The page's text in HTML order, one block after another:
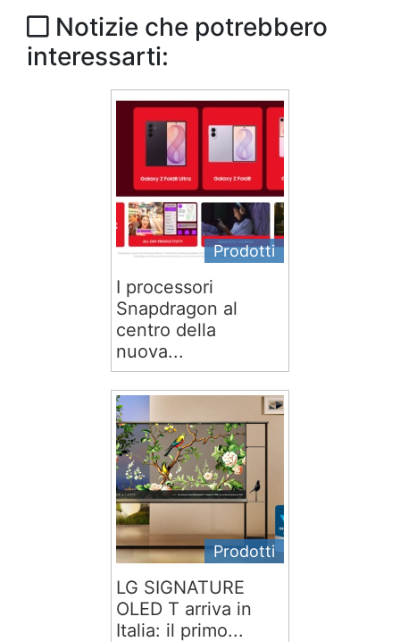
Notizie che potrebbero
interessarti:
Prodotti
I processori
Snapdragon al
centro della
nuova...
Prodotti
LG SIGNATURE
OLED T arriva in
Italia: il primo...